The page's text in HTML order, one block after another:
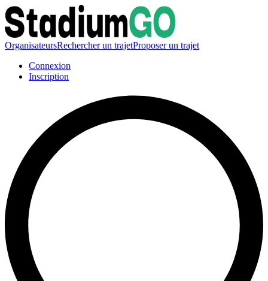
OrganisateursRechercher un trajetProposer un trajet
Connexion
Inscription